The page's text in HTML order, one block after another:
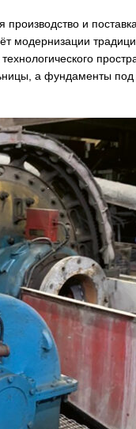
и
модернизации
а фундаменты под